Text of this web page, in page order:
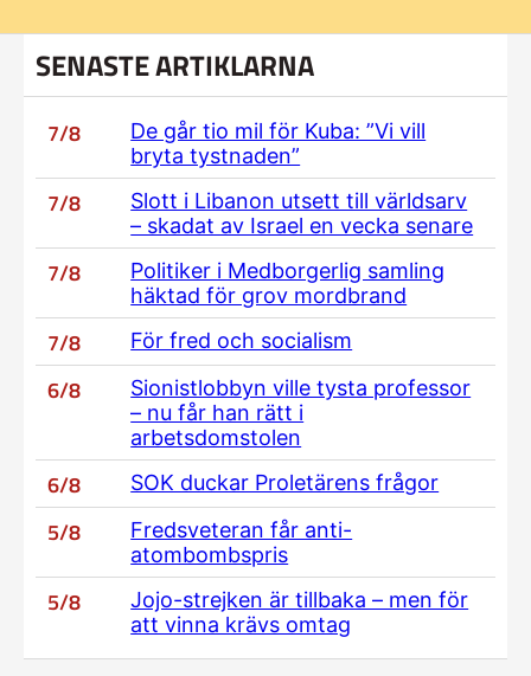
SENASTE ARTIKLARNA
7/8
De går tio mil för Kuba: ”Vi vill
bryta tystnaden”
7/8
Slott i Libanon utsett till världsarv
– skadat av Israel en vecka senare
7/8
Politiker i Medborgerlig samling
häktad för grov mordbrand
7/8 För fred och socialism
6/8
Sionistlobbyn ville tysta professor
– nu får han rätt i
arbetsdomstolen
6/8 SOK duckar Proletärens frågor
5/8
Fredsveteran får anti-
atombombspris
5/8
Jojo-strejken är tillbaka – men för
att vinna krävs omtag